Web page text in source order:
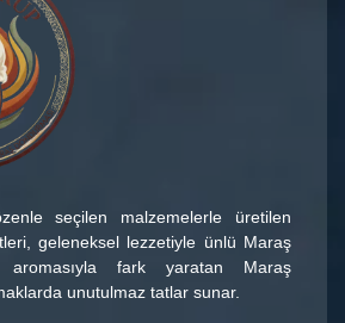
seçilen malzemelerle üretilen
, geleneksel lezzetiyle ünlü Maraş
fark yaratan Maraş
unutulmaz tatlar sunar.